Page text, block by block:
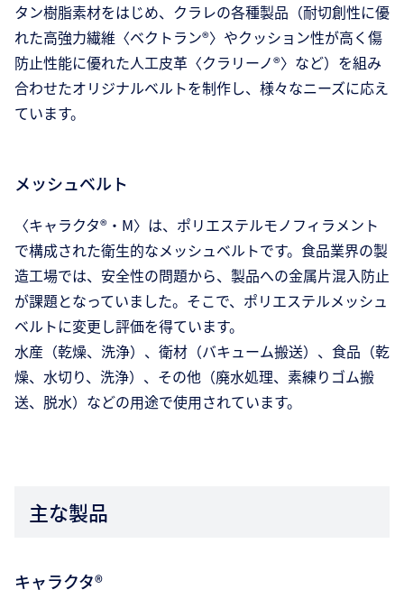
タン樹脂素材をはじめ、クラレの各種製品（耐切創性に優
れた高強力繊維〈ベクトラン®〉やクッション性が高く傷
防止性能に優れた人工皮革〈クラリーノ®〉など）を組み
合わせたオリジナルベルトを制作し、様々なニーズに応え
ています。
メッシュベルト
〈キャラクタ®・M〉は、ポリエステルモノフィラメント
で構成された衛生的なメッシュベルトです。食品業界の製
造工場では、安全性の問題から、製品への金属片混入防止
が課題となっていました。そこで、ポリエステルメッシュ
ベルトに変更し評価を得ています。
水産（乾燥、洗浄）、衛材（バキューム搬送）、食品（乾
燥、水切り、洗浄）、その他（廃水処理、素練りゴム搬
送、脱水）などの用途で使用されています。
主な製品
キャラクタ®